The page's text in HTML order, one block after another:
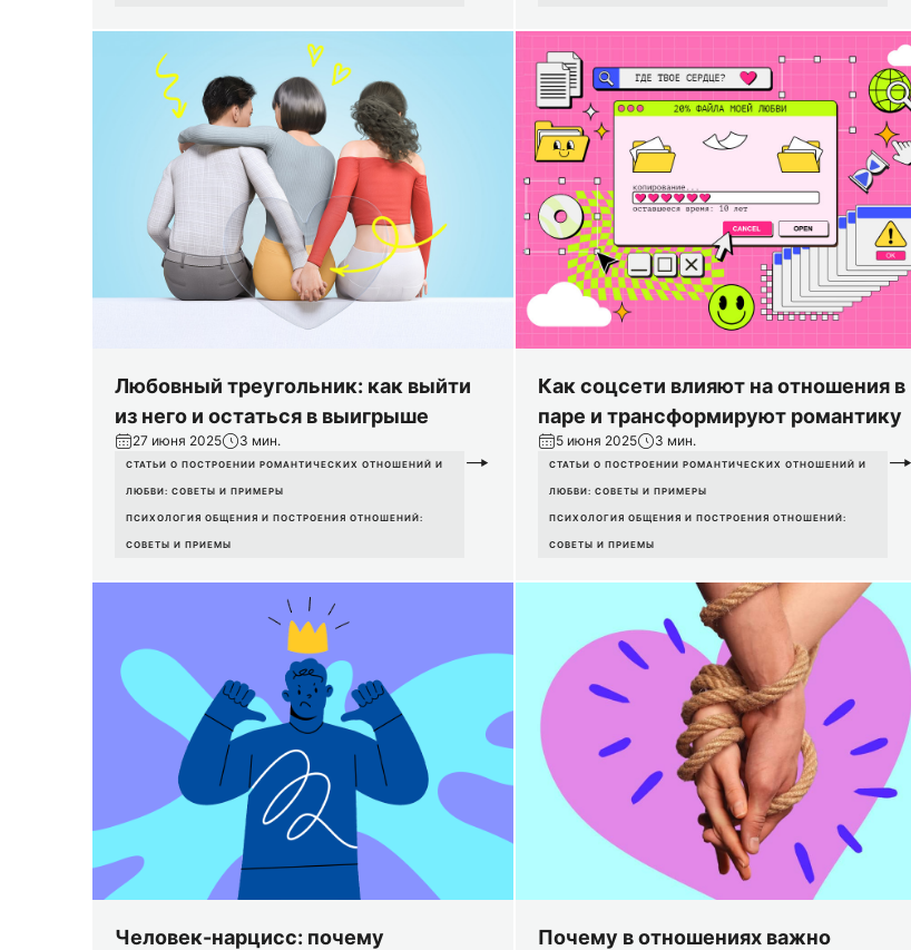
Любовный треугольник: как выйти
из него и остаться в выигрыше
27 июня 2025 3 мин.
СТАТЬИ О ПОСТРОЕНИИ РОМАНТИЧЕСКИХ ОТНОШЕНИЙ И
ЛЮБВИ: СОВЕТЫ И ПРИМЕРЫ
ПСИХОЛОГИЯ ОБЩЕНИЯ И ПОСТРОЕНИЯ ОТНОШЕНИЙ:
СОВЕТЫ И ПРИЕМЫ
Как соцсети влияют на отношения в
паре и трансформируют романтику
5 июня 2025 3 мин.
СТАТЬИ О ПОСТРОЕНИИ РОМАНТИЧЕСКИХ ОТНОШЕНИЙ И
ЛЮБВИ: СОВЕТЫ И ПРИМЕРЫ
ПСИХОЛОГИЯ ОБЩЕНИЯ И ПОСТРОЕНИЯ ОТНОШЕНИЙ:
СОВЕТЫ И ПРИЕМЫ
Человек-нарцисс: почему
Почему в отношениях важно